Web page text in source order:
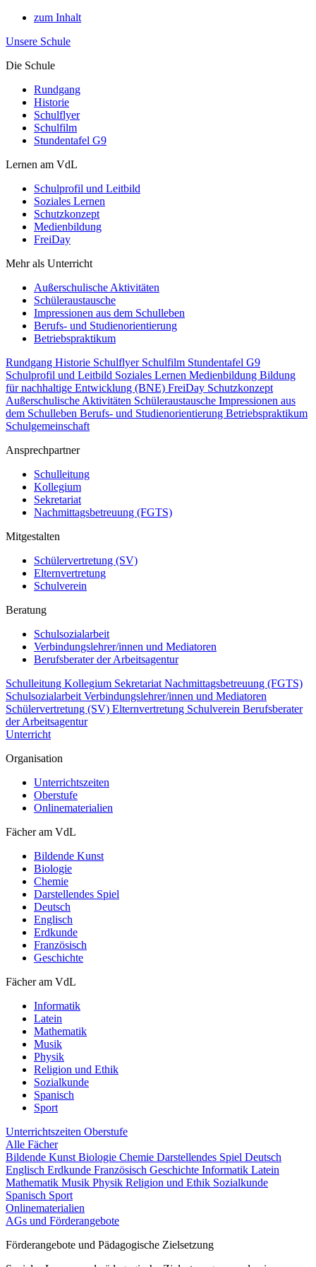
zum Inhalt
Unsere Schule
Die Schule
Rundgang
Historie
Schulflyer
Schulfilm
Stundentafel G9
Lernen am VdL
Schulprofil und Leitbild
Soziales Lernen
Schutzkonzept
Medienbildung
FreiDay
Mehr als Unterricht
Außerschulische Aktivitäten
Schüleraustausche
Impressionen aus dem Schulleben
Berufs- und Studienorientierung
Betriebspraktikum
Rundgang Historie Schulflyer Schulfilm Stundentafel G9
Schulprofil und Leitbild Soziales Lernen Medienbildung Bildung
für nachhaltige Entwicklung (BNE) FreiDay Schutzkonzept
Außerschulische Aktivitäten Schüleraustausche Impressionen aus
dem Schulleben Berufs- und Studienorientierung Betriebspraktikum
Schulgemeinschaft
Ansprechpartner
Schulleitung
Kollegium
Sekretariat
Nachmittagsbetreuung (FGTS)
Mitgestalten
Schülervertretung (SV)
Elternvertretung
Schulverein
Beratung
Schulsozialarbeit
Verbindungslehrer/innen und Mediatoren
Berufsberater der Arbeitsagentur
Schulleitung Kollegium Sekretariat Nachmittagsbetreuung (FGTS)
Schulsozialarbeit Verbindungslehrer/innen und Mediatoren
Schülervertretung (SV) Elternvertretung Schulverein Berufsberater
der Arbeitsagentur
Unterricht
Organisation
Unterrichtszeiten
Oberstufe
Onlinematerialien
Fächer am VdL
Bildende Kunst
Biologie
Chemie
Darstellendes Spiel
Deutsch
Englisch
Erdkunde
Französisch
Geschichte
Fächer am VdL
Informatik
Latein
Mathematik
Musik
Physik
Religion und Ethik
Sozialkunde
Spanisch
Sport
Unterrichtszeiten Oberstufe
Alle Fächer
Bildende Kunst Biologie Chemie Darstellendes Spiel Deutsch
Englisch Erdkunde Französisch Geschichte Informatik Latein
Mathematik Musik Physik Religion und Ethik Sozialkunde
Spanisch Sport
Onlinematerialien
AGs und Förderangebote
Förderangebote und Pädagogische Zielsetzung